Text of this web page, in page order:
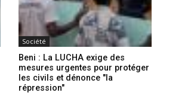
Société
Beni : La LUCHA exige des
mesures urgentes pour protéger
les civils et dénonce "la
répression"